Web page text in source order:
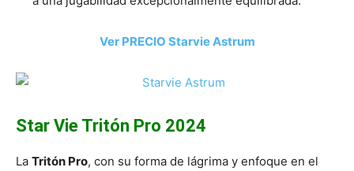
Ver PRECIO Starvie Astrum
Star Vie Tritón Pro 2024
La Tritón Pro, con su forma de lágrima y enfoque en el